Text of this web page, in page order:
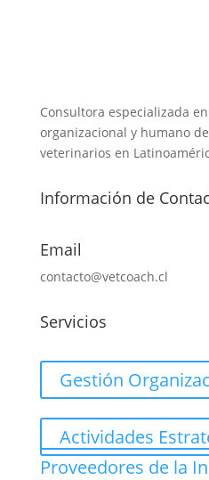
Consultora especializada
organizacional y humano
veterinarios en
Información de
Email
contacto@vetcoach.cl
Servicios
Gestión
Actividades
Proveedores de la